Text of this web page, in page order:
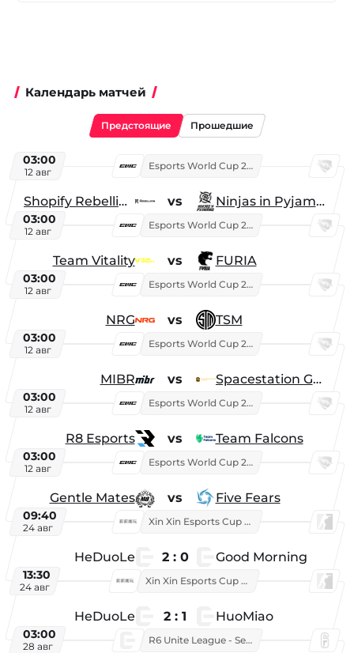
Календарь матчей
Предстоящие Прошедшие
03:00
12 авг
Esports World Cup 2026
Shopify Rebellion vs Ninjas in Pyjamas
03:00
12 авг
Esports World Cup 2026
Team Vitality vs FURIA
03:00
12 авг
Esports World Cup 2026
NRG vs TSM
03:00
12 авг
Esports World Cup 2026
MIBR vs Spacestation Gaming
03:00
12 авг
Esports World Cup 2026
R8 Esports vs Team Falcons
03:00
12 авг
Esports World Cup 2026
Gentle Mates vs Five Fears
09:40
24 авг
Xin Xin Esports Cup 2025
HeDuoLe 2 : 0 Good Morning
13:30
24 авг
Xin Xin Esports Cup 2026
HeDuoLe 2 : 1 HuoMiao
03:00
28 авг
R6 Unite League - Season 1